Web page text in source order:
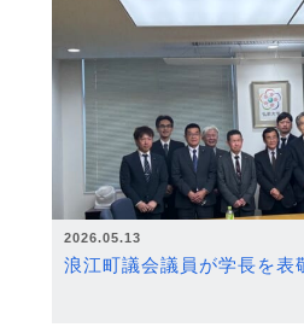
2026.05.13
浪江町議会議員が学長を表